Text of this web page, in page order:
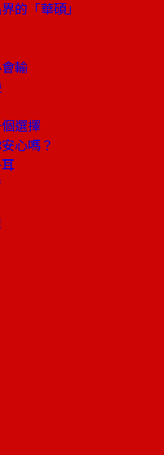
的「華碩」
輸
選擇
心嗎？